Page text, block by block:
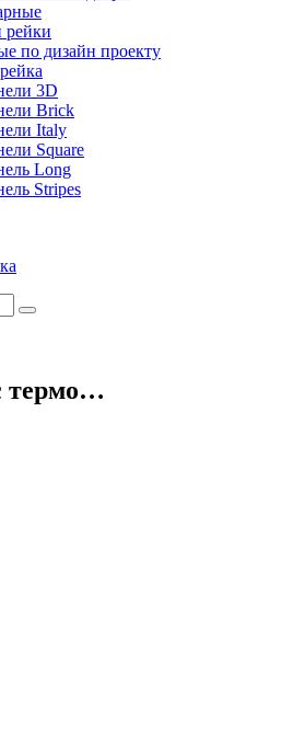
рейки
по дизайн проекту
3D
Brick
Italy
Square
Long
Stripes
термо…